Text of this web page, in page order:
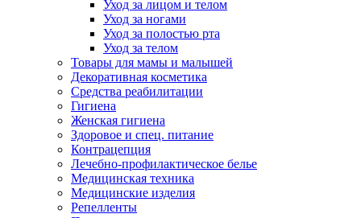
Уход за лицом и телом
Уход за ногами
Уход за полостью рта
Уход за телом
Товары для мамы и малышей
Декоративная косметика
Средства реабилитации
Гигиена
Женская гигиена
Здоровое и спец. питание
Контрацепция
Лечебно-профилактическое белье
Медицинская техника
Медицинские изделия
Репелленты